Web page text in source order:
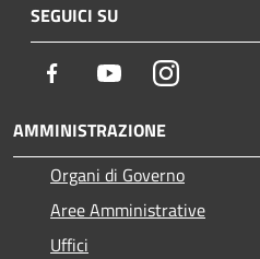
SEGUICI SU
Facebook YoutubeInstagram
AMMINISTRAZIONE
Organi di Governo
Aree Amministrative
Uffici